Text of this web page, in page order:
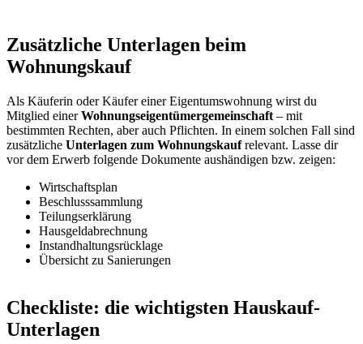
Zusätzliche Unterlagen beim
Wohnungskauf
Als Käuferin oder Käufer einer Eigentumswohnung wirst du
Mitglied einerWohnungseigentümergemeinschaft – mit
bestimmten Rechten, aber auch Pflichten. In einem solchen Fall sind
zusätzliche Unterlagen zum Wohnungskaufrelevant. Lasse dir
vor dem Erwerb folgende Dokumente aushändigen bzw. zeigen:
Wirtschaftsplan
Beschlusssammlung
Teilungserklärung
Hausgeldabrechnung
Instandhaltungsrücklage
Übersicht zu Sanierungen
Checkliste: die wichtigsten Hauskauf-
Unterlagen